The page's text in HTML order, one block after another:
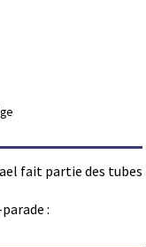
fait partie des tubes
: